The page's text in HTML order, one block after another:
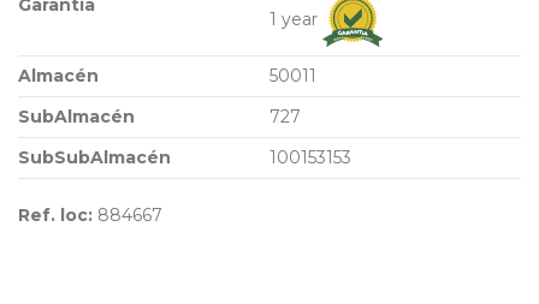
Garantia
1 year
Almacén
50011
SubAlmacén
727
SubSubAlmacén
100153153
Ref. loc: 884667